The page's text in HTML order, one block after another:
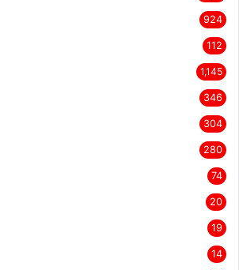
924
112
1,145
346
304
280
74
20
19
14